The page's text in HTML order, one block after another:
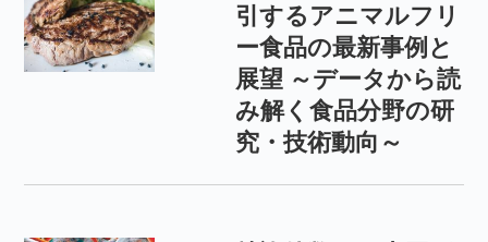
引するアニマルフリ
ー食品の最新事例と
展望 ～データから読
み解く食品分野の研
究・技術動向～